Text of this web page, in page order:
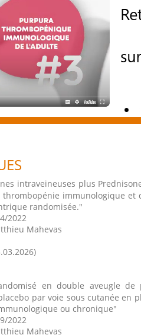
intraveineuses plus
immunologique et
randomisée."
2022
Mahevas
en double aveugle
par voie sous cutanée en
ou chronique"
2022
Mahevas